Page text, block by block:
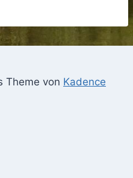
Theme von Kadence